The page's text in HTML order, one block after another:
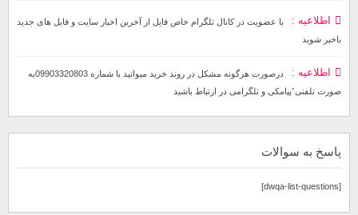
اطلاعیه
با عضویت در کانال تلگرام خاص فایل از آخرین اخبار سایت و فایل های جدید
باخبر شوید
اطلاعیه
درصورت هرگونه مشکل در روند خرید میوانید با شماره 09903320803به
صورت تلفنی٬پیامکی و تلگرامی در ارتباط باشید
پاسخ به سوالات
[dwqa-list-questions]